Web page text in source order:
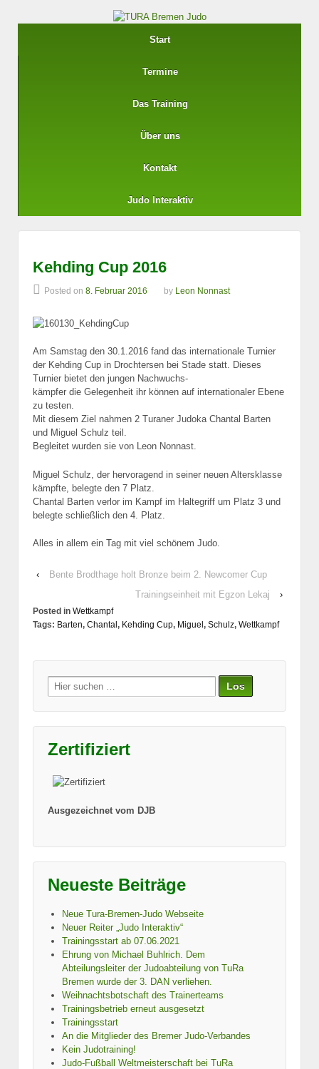
Start
Termine
Das Training
Über uns
Kontakt
Judo Interaktiv
Kehding Cup 2016
Posted on 8. Februar 2016 by Leon Nonnast
Am Samstag den 30.1.2016 fand das internationale Turnier
der Kehding Cup in Drochtersen bei Stade statt. Dieses
Turnier bietet den jungen Nachwuchs-
kämpfer die Gelegenheit ihr können auf internationaler Ebene
zu testen.
Mit diesem Ziel nahmen 2 Turaner Judoka Chantal Barten
und Miguel Schulz teil.
Begleitet wurden sie von Leon Nonnast.
Miguel Schulz, der hervoragend in seiner neuen Altersklasse
kämpfte, belegte den 7 Platz.
Chantal Barten verlor im Kampf im Haltegriff um Platz 3 und
belegte schließlich den 4. Platz.
Alles in allem ein Tag mit viel schönem Judo.
‹
Bente Brodthage holt Bronze beim 2. Newcomer Cup
Trainingseinheit mit Egzon Lekaj
›
Posted in Wettkampf
Tags: Barten, Chantal , Kehding Cup, Miguel , Schulz, Wettkampf
Suche
nach:
Zertifiziert
Ausgezeichnet vom DJB
Neueste Beiträge
Neue Tura-Bremen-Judo Webseite
Neuer Reiter „Judo Interaktiv“
Trainingsstart ab 07.06.2021
Ehrung von Michael Buhlrich. Dem
Abteilungsleiter der Judoabteilung von TuRa
Bremen wurde der 3. DAN verliehen.
Weihnachtsbotschaft des Trainerteams
Trainingsbetrieb erneut ausgesetzt
Trainingsstart
An die Mitglieder des Bremer Judo-Verbandes
Kein Judotraining!
Judo-Fußball Weltmeisterschaft bei TuRa